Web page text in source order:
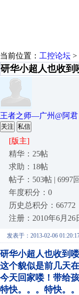
当前位置： 工控论坛 >
研华小超人也收到
王者之师—广州@阿君
关注 私信
[版主]
精华：25帖
求助：18帖
帖子：503帖 | 6997回
年度积分：0
历史总积分：66772
注册：2010年6月26
发表于：2013-02-06
研华小超人也收到
这个貌似是前几天
今天回家喽！带给
特快。。。特快。